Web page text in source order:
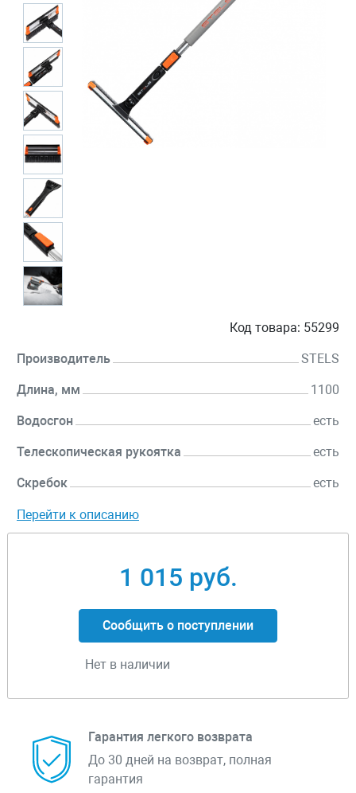
Код товара: 55299
Производитель STELS
Длина, мм 1100
Водосгон есть
Телескопическая рукоятка есть
Скребок есть
Перейти к описанию
1 015 руб.
Сообщить о поступлении
Нет в наличии
Гарантия легкого возврата
До 30 дней на возврат, полная
гарантия